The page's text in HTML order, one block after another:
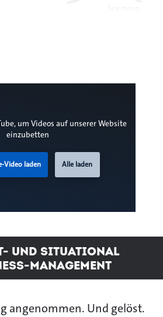
um Videos auf unserer Website
einzubetten
Video laden Alle laden
und Situational
Management
angenommen. Und gelöst.